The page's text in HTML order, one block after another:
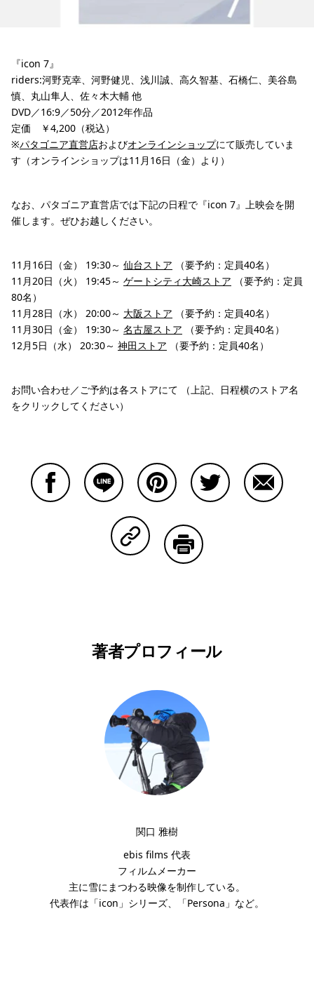
『icon 7』
riders:河野克幸、河野健児、浅川誠、高久智基、石橋仁、美谷島
慎、丸山隼人、佐々木大輔 他
DVD／16:9／50分／2012年作品
定価 ￥4,200（税込）
※パタゴニア直営店およびオンラインショップにて販売していま
す（オンラインショップは11月16日（金）より）
なお、パタゴニア直営店では下記の日程で『icon 7』上映会を開
催します。ぜひお越しください。
11月16日（金） 19:30～ 仙台ストア （要予約：定員40名）
11月20日（火） 19:45～ ゲートシティ大崎ストア （要予約：定員
80名）
11月28日（水） 20:00～ 大阪ストア （要予約：定員40名）
11月30日（金） 19:30～ 名古屋ストア （要予約：定員40名）
12月5日（水） 20:30～ 神田ストア （要予約：定員40名）
お問い合わせ／ご予約は各ストアにて （上記、日程横のストア名
をクリックしてください）
Copy Linkで共有する
著者プロフィール
関口 雅樹
ebis films 代表
フィルムメーカー
主に雪にまつわる映像を制作している。
代表作は「icon」シリーズ、「Persona」など。